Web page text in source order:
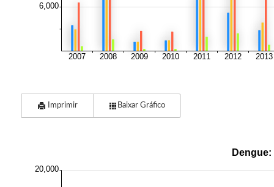
Imprimir Baixar Gráfico